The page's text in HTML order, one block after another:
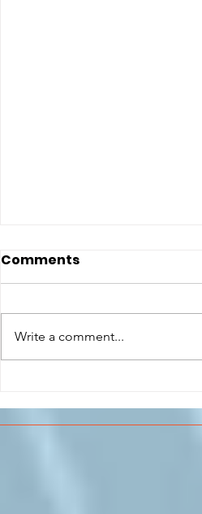
PERCORSO DI
FORMAZIONE SCUOLA
Comments
Write a comment...